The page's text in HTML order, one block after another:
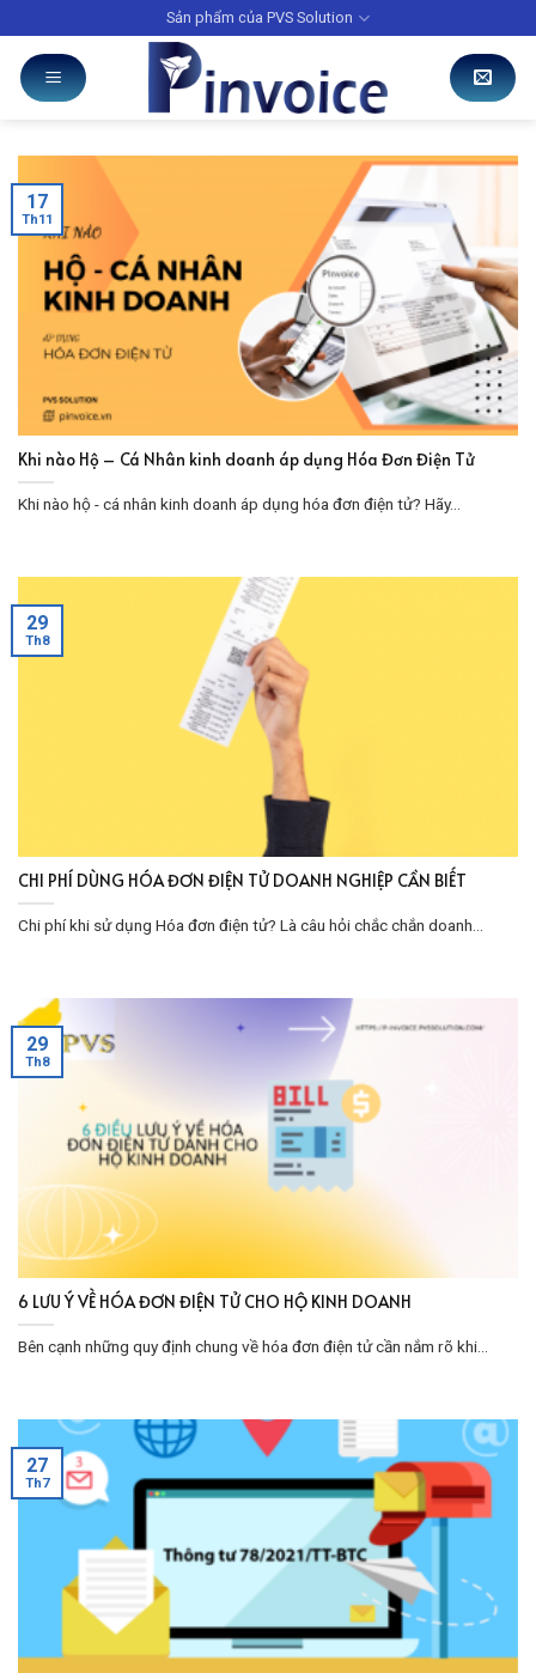
to
content
Sản phẩm của PVS Solution
Khi nào Hộ – Cá Nhân kinh doanh áp dụng Hóa Đơn Điện Tử
Khi nào hộ - cá nhân kinh doanh áp dụng hóa đơn điện tử? Hãy...
17
Th11
CHI PHÍ DÙNG HÓA ĐƠN ĐIỆN TỬ DOANH NGHIỆP CẦN BIẾT
Chi phí khi sử dụng Hóa đơn điện tử? Là câu hỏi chắc chắn doanh...
29
Th8
6 LƯU Ý VỀ HÓA ĐƠN ĐIỆN TỬ CHO HỘ KINH DOANH
Bên cạnh những quy định chung về hóa đơn điện tử cần nắm rõ khi...
29
Th8
27
Th7